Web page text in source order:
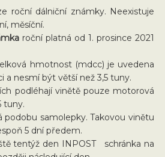
roční dálniční známky. Neexistuje
měsíční.
roční platná od 1. prosince 2021
hmotnost (mdcc) je uvedena
a nesmí být větší než 3,5 tuny.
podléhají vinětě pouze motorová
tuny.
podobu samolepky. Takovou vinětu
5 dní předem.
tentýž den INPOST schránka na